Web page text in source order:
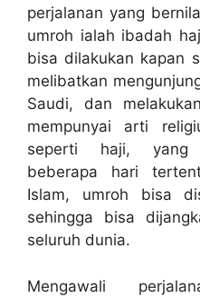
perjalanan yang
umroh ialah ibadah
bisa dilakukan kapan
melibatkan
Saudi, dan
mempunyai arti
seperti haji, yang
beberapa hari
Islam, umroh bisa
sehingga bisa
seluruh dunia.
Mengawali